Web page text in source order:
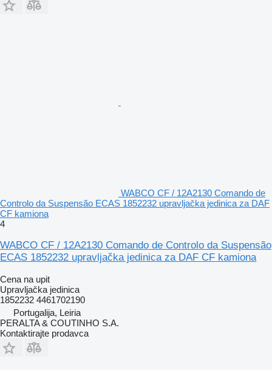
WABCO CF / 12A2130 Comando de
Controlo da Suspensão ECAS 1852232 upravljačka jedinica za DAF
CF kamiona
4
WABCO CF / 12A2130 Comando de Controlo da Suspensão
ECAS 1852232 upravljačka jedinica za DAF CF kamiona
Cena na upit
Upravljačka jedinica
1852232 4461702190
Portugalija, Leiria
PERALTA & COUTINHO S.A.
Kontaktirajte prodavca